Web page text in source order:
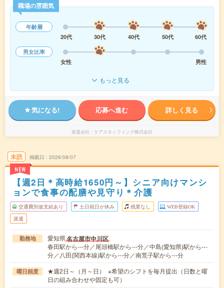
職場の雰囲気
年齢層
20代
30代 40代 50代
60代
男女比率
女性
男性
もっと見る
気になる! 応募へ進む 詳しく見る
派遣会社 ケアスタッフィング株式会社
未読
NEW
掲載日 2026/08/07
【週2日＊高時給1650円～】シニア向けマンシ
ョンで食事の配膳や見守り＊介護
交通費別途支給あり 土日祝日が休み 残業なし WEB登録OK
派遣
勤務地 愛知県名古屋市中川区
春田駅から---分／尾頭橋駅から---分／中島(愛知県)駅から---
分／八田(関西本線)駅から---分／南荒子駅から---分
曜日頻度
★週2日～（月～日） ※希望のシフトを毎月提出（日数と曜
日の組み合わせや固定も可）